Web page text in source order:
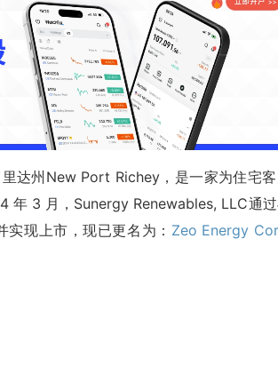
达州New Port Richey，是一家为住宅
年 3 月，Sunergy Renewables, LLC通
现上市，现已更名为： Zeo Energy